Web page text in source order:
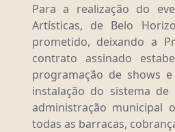
Para a realização do
Artísticas, de Belo
prometido, deixando a
contrato assinado
programação de shows
instalação do sistema de
administração municipal
todas as barracas,